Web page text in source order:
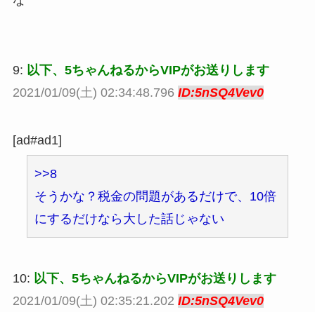
9: 以下、5ちゃんねるからVIPがお送りします
2021/01/09(土) 02:34:48.796 ID:5nSQ4Vev0
[ad#ad1]
>>8
そうかな？税金の問題があるだけで、10倍
にするだけなら大した話じゃない
10: 以下、5ちゃんねるからVIPがお送りします
2021/01/09(土) 02:35:21.202 ID:5nSQ4Vev0